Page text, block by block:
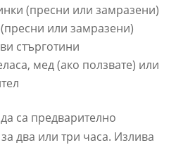
(пресни или замразени)
или замразени)
стърготини
мед (ако ползвате) или
са предварително
два или три часа. Излива